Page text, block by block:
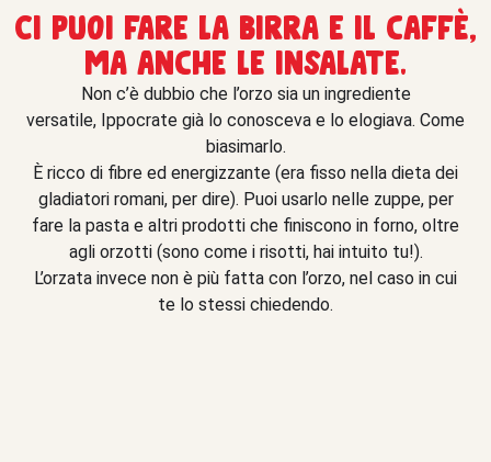
Ci puoi fare la birra e il caffè,
ma anche le insalate.
Non c’è dubbio che l’orzo sia un ingrediente
versatile, Ippocrate già lo conosceva e lo elogiava. Come
biasimarlo.
È ricco di fibre ed energizzante (era fisso nella dieta dei
gladiatori romani, per dire). Puoi usarlo nelle zuppe, per
fare la pasta e altri prodotti che finiscono in forno, oltre
agli orzotti (sono come i risotti, hai intuito tu!).
L’orzata invece non è più fatta con l’orzo, nel caso in cui
te lo stessi chiedendo.